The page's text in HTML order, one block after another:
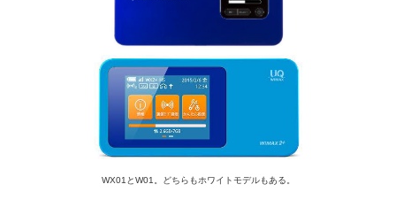
WX01とW01。どちらもホワイトモデルもある。